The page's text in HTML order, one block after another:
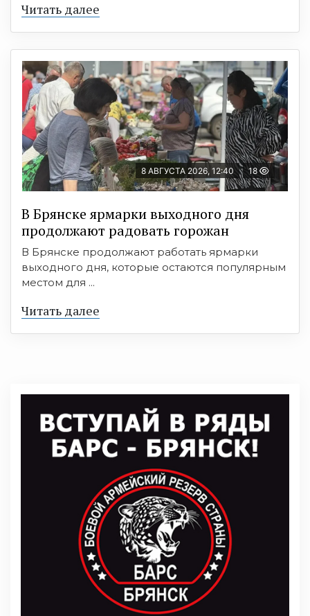
Читать далее
8 АВГУСТА 2026, 12:40 18
В Брянске ярмарки выходного дня
продолжают радовать горожан
В Брянске продолжают работать ярмарки
выходного дня, которые остаются популярным
местом для ...
Читать далее